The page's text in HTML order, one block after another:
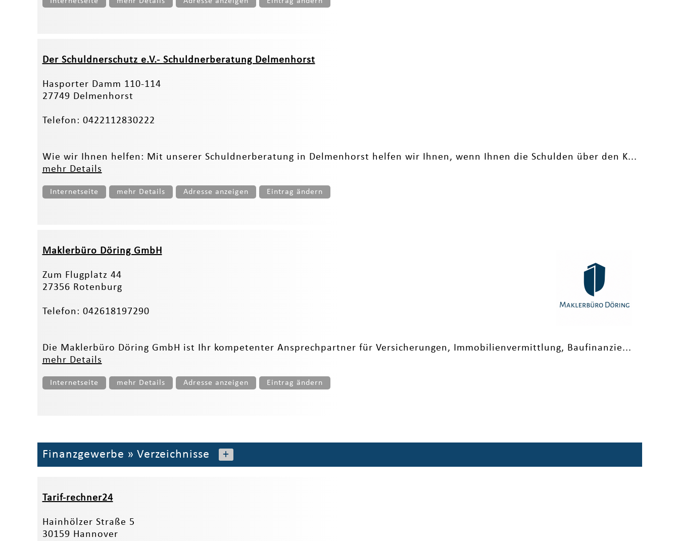
Der Schuldnerschutz e.V.- Schuldnerberatung Delmenhorst
Hasporter Damm 110-114
27749 Delmenhorst
Telefon: 0422112830222
Wie wir Ihnen helfen: Mit unserer Schuldnerberatung in Delmenhorst helfen wir Ihnen, wenn Ihnen die Schulden über den K...
mehr Details
Internetseite mehr Details Adresse anzeigen Eintrag ändern
Maklerbüro Döring GmbH
Zum Flugplatz 44
27356 Rotenburg
Telefon: 042618197290
Die Maklerbüro Döring GmbH ist Ihr kompetenter Ansprechpartner für Versicherungen, Immobilienvermittlung, Baufinanzie...
mehr Details
Internetseite mehr Details Adresse anzeigen Eintrag ändern
Finanzgewerbe » Verzeichnisse +
Tarif-rechner24
Hainhölzer Straße 5
30159 Hannover